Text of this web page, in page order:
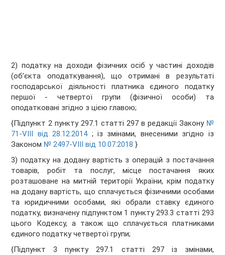
2) податку на доходи фізичних осіб у частині доходів
(об’єкта оподаткування), що отримані в результаті
господарської діяльності платника єдиного податку
першої - четвертої групи (фізичної особи) та
оподатковані згідно з цією главою;
{Підпункт 2 пункту 297.1 статті 297 в редакції Закону №
71-VIII від 28.12.2014; із змінами, внесеними згідно із
Законом № 2497-VIII від 10.07.2018 }
3) податку на додану вартість з операцій з постачання
товарів, робіт та послуг, місце постачання яких
розташоване на митній території України, крім податку
на додану вартість, що сплачується фізичними особами
та юридичними особами, які обрали ставку єдиного
податку, визначену підпунктом 1 пункту 293.3 статті 293
цього Кодексу, а також що сплачується платниками
єдиного податку четвертої групи;
{Підпункт 3 пункту 297.1 статті 297 із змінами,